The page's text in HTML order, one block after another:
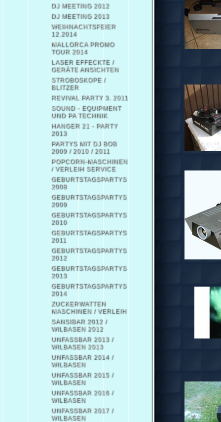
DJ MEETING 2012
DJ MEETING 2013
WEIHNACHTSFEIER
12.2014
MALLORCA PROMO
TOUR 2014
LASER EFFECKTE /
GERÄTE ANSICHTEN
STROBOSKOPE /
BLITZER
REVIVAL PARTY 3. 2011
SOUND - EQUIPMENT
UND PA TECHNIK
HANGER 21 - PARTY
2013
PARTYS MIT DJ BOB
2009 / 2010 / 2011
POPCORN-MASCHINEN
/ VERLEIH SERVICE
GEBURTSTAGSPARTYS
2008
GEBURTSTAGSPARTYS
2009
GEBURTSTAGSPARTYS
2010
GEBURTSTAGSPARTYS
2011
GEBURTSTAGSPARTYS
2012
GEBURTSTAGSPARTYS
2013
GEBURTSTAGSPARTYS
2014
ZUCKERWATTEN
MASCHINEN / VERLEIH
SANSIBAR 2012 /
WILBASEN 2012
UNFASSBAR 2013 /
WILBASEN 2013
UNFASSBAR 2014 /
WILBASEN
UNFASSBAR 2015 /
WILBASEN
UNFASSBAR 2016 /
WILBASEN
UNFASSBAR 2017 /
WILBASEN